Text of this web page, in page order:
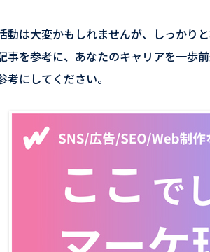
動は大変かもしれませんが、しっかり
事を参考に、あなたのキャリアを一歩
考にしてください。